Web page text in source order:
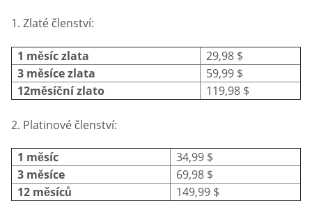
1. Zlaté členství:
1 měsíc zlata
29,98 $
3 měsíce zlata
59,99 $
12měsíční zlato
119,98 $
2. Platinové členství:
1 měsíc
34,99 $
3 měsíce
69,98 $
12 měsíců
149,99 $